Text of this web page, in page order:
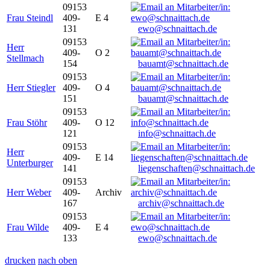
Frau Steindl
09153
409-
131
E 4
ewo@schnaittach.de
Herr
Stellmach
09153
409-
154
O 2
bauamt@schnaittach.de
Herr Stiegler
09153
409-
151
O 4
bauamt@schnaittach.de
Frau Stöhr
09153
409-
121
O 12
info@schnaittach.de
Herr
Unterburger
09153
409-
141
E 14
liegenschaften@schnaittach.de
Herr Weber
09153
409-
167
Archiv
archiv@schnaittach.de
Frau Wilde
09153
409-
133
E 4
ewo@schnaittach.de
drucken nach oben